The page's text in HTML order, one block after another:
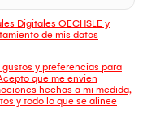
Digitales OECHSLE y
de mis datos
gustos y preferencias para
que me envien
hechas a mi medida,
y todo lo que se alinee